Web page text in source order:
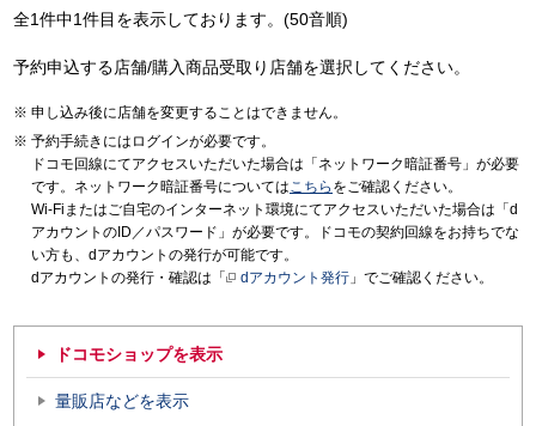
全1件中1件目を表示しております。(50音順)
予約申込する店舗/購入商品受取り店舗を選択してください。
申し込み後に店舗を変更することはできません。
予約手続きにはログインが必要です。
ドコモ回線にてアクセスいただいた場合は「ネットワーク暗証番号」が必要
です。ネットワーク暗証番号についてはこちら をご確認ください。
Wi-Fiまたはご自宅のインターネット環境にてアクセスいただいた場合は「d
アカウントのID／パスワード」が必要です。ドコモの契約回線をお持ちでな
い方も、dアカウントの発行が可能です。
dアカウントの発行・確認は「
dアカウント発行 」でご確認ください。
ドコモショップを表示
量販店などを表示